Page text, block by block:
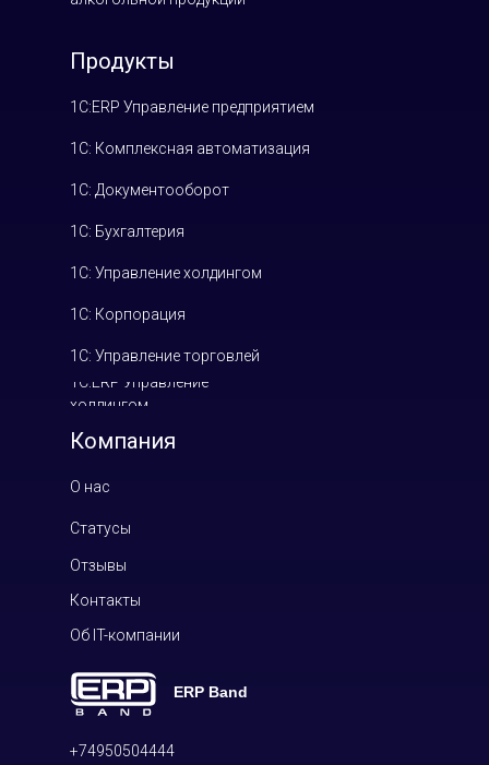
Продукты
Компания
1С:ERP Управление предприятием
1С: Комплексная автоматизация
+74950504444
1С: Документооборот
1С: Управление холдингом
1С: Корпорация
1С: Бухгалтерия
1С: Управление торговлей
1С:ERP Управление
холдингом
О нас
Статусы
Отзывы
Контакты
Об IT-компании
ERP Band